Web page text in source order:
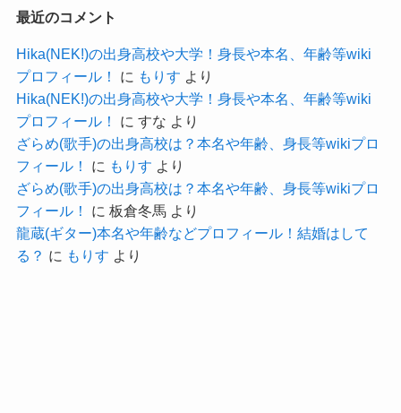
記事の続きを読む
まずHADESのメンバーは30歳くらいのメンバーが
多いようでした。
さらにMayoさんが専門学校に通っていた時には
まだ学校名が昔の名前で
当時の名前で運営されていたのが1998年〜2010年
まででした。
となると、入学時に18歳だと考えても、
最低でも33歳くらいと推測することができます。
ただ、そこまで年齢がいっているようにも見えな
最近のコメント
Hika(NEK!)の出身高校や大学！身長や本名、年齢等wiki
プロフィール！
に もりす より
Hika(NEK!)の出身高校や大学！身長や本名、年齢等wiki
プロフィール！
に すな より
ざらめ(歌手)の出身高校は？本名や年齢、身長等wikiプロ
フィール！
に もりす より
ざらめ(歌手)の出身高校は？本名や年齢、身長等wikiプロ
フィール！
に 板倉冬馬より
龍蔵(ギター)本名や年齢などプロフィール！結婚はして
る？ に もりす より